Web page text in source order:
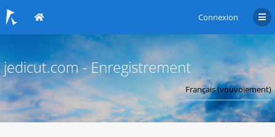
Connexion
jedicut.com - Enregistrement